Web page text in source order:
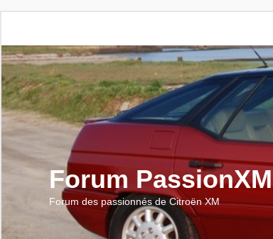
Forum PassionXM
Forum des passionnés de Citroën XM